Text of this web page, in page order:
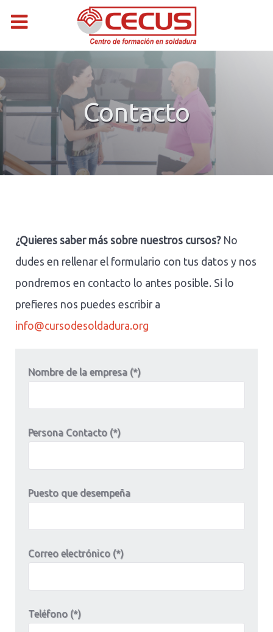
Contacto
¿Quieres saber más sobre nuestros cursos?No
dudes en rellenar el formulario con tus datos y nos
pondremos en contacto lo antes posible. Si lo
prefieres nos puedes escribir a
info@cursodesoldadura.org
Nombre de la empresa (*)
Persona Contacto (*)
Puesto que desempeña
Correo electrónico (*)
Teléfono (*)